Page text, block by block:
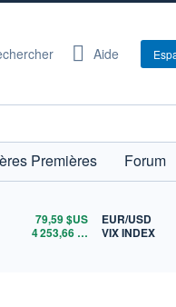
Aide
Premières
Forum
79,59$US
4 253,66$US
EUR/USD
VIX INDEX